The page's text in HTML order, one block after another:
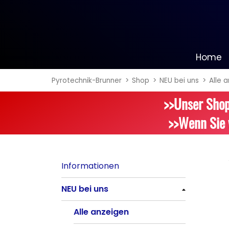
Home
Alle anzeigen
Alle anzeigen
Pyrotechnik-Brunner Shop NEU bei uns Alle
>>Unser
>>Wenn
Informationen
NEU bei uns
Alle anzeigen